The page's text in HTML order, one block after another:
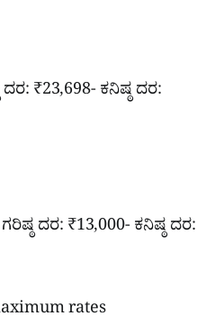
₹23,698- ಕನಿಷ್ಠ ದರ:
ದರ: ₹13,000- ಕನಿಷ್ಠ ದರ:
rates